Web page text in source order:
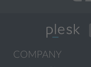
COMPANY